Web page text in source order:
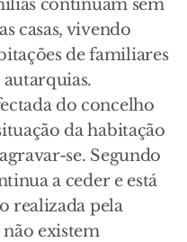
continuam sem
casas, vivendo
de familiares
do concelho
da habitação
se. Segundo
a ceder e está
realizada pela
existem